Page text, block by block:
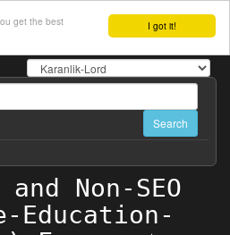
I got it!
get the best